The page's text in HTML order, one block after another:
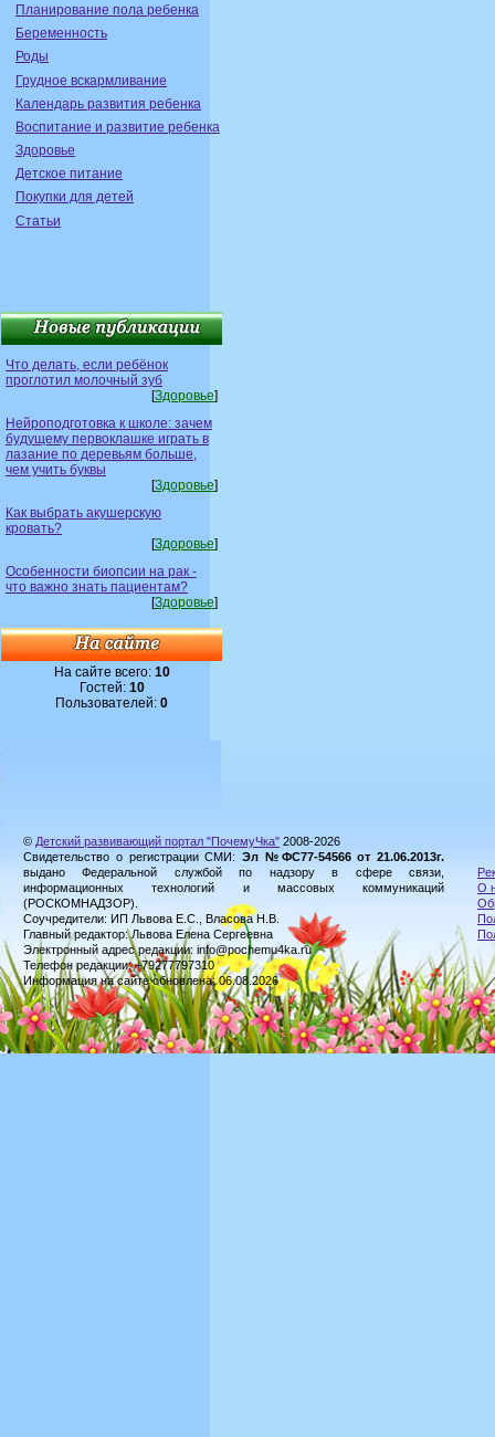
Планирование пола ребенка
Беременность
Роды
Грудное вскармливание
Календарь развития ребенка
Воспитание и развитие ребенка
Здоровье
Детское питание
Покупки для детей
Статьи
Что делать, если ребёнок
проглотил молочный зуб
[Здоровье]
Нейроподготовка к школе: зачем
будущему первоклашке играть в
лазание по деревьям больше,
чем учить буквы
[Здоровье]
Как выбрать акушерскую
кровать?
[Здоровье]
Особенности биопсии на рак -
что важно знать пациентам?
[Здоровье]
На сайте всего: 10
Гостей: 10
Пользователей: 0
© Детский развивающий портал "ПочемуЧка" 2008-2026
Свидетельство о регистрации СМИ: Эл №ФС77-54566 от 21.06.2013г.
выдано Федеральной службой по надзору в сфере связи,
информационных технологий и массовых коммуникаций
(РОСКОМНАДЗОР).
Соучредители: ИП Львова Е.С., Власова Н.В.
Главный редактор: Львова Елена Сергеевна
Электронный адрес редакции: info@pochemu4ka.ru
Телефон редакции: +79277797310
Информация на сайте обновлена: 06.08.2026
О